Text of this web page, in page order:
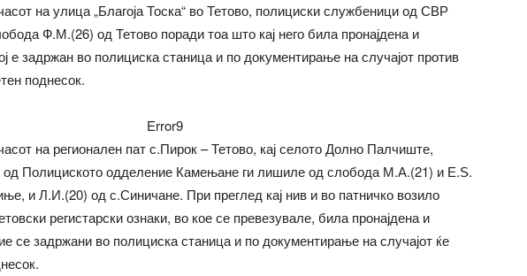
на улица „Благоја Тоска“ во Тетово, полициски службеници од СВР
Ф.М.(26) од Тетово поради тоа што кај него била пронајдена и
е задржан во полициска станица и по документирање на случајот против
поднесок.
Error9
на регионален пат с.Пирок – Тетово, кај селото Долно Палчиште,
од Полициското одделение Камењане ги лишиле од слобода М.А.(21) и Е.Ѕ.
и Л.И.(20) од с.Синичане. При преглед кај нив и во патничко возило
регистарски ознаки, во кое се превезувале, била пронајдена и
се задржани во полициска станица и по документирање на случајот ќе